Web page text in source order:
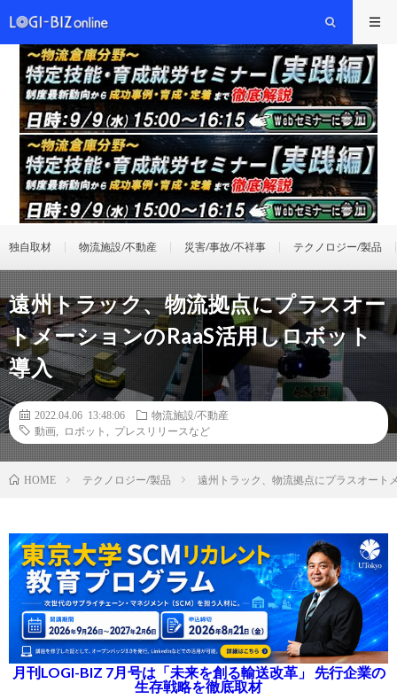
独自取材 物流施設/不動産 災害/事故/不祥事 テクノロジー/製品
遠州トラック、物流拠点にプラスオー
トメーションのRaaS活用しロボット
導入
2022.04.06 13:48:06
物流施設/不動産
動画
ロボット プレスリリースなど
HOME テクノロジー/製品 遠州トラック、物流拠点にプラスオート
月刊LOGI-BIZ 7月号は「未来を創る輸送改革」 先行企業の
生存戦略を徹底取材